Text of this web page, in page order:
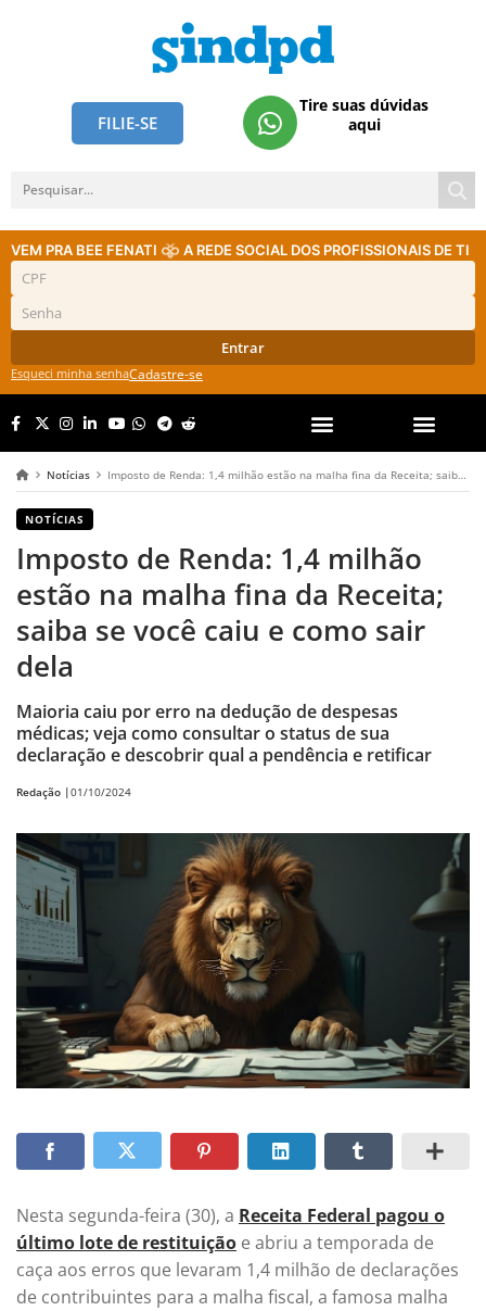
FILIE-SE
Tire suas dúvidas
aqui
VEM PRA BEE FENATI A REDE SOCIAL DOS PROFISSIONAIS DE TI
Entrar
Esqueci minha senhaCadastre-se
Notícias Imposto de Renda: 1,4 milhão estão na malha fina da Receita; saiba se você caiu e como sair dela
NOTÍCIAS
Imposto de Renda: 1,4 milhão
estão na malha fina da Receita;
saiba se você caiu e como sair
dela
Maioria caiu por erro na dedução de despesas
médicas; veja como consultar o status de sua
declaração e descobrir qual a pendência e retificar
Redação |01/10/2024
Nesta segunda-feira (30), a Receita Federal pagou o
último lote de restituição e abriu a temporada de
caça aos erros que levaram 1,4 milhão de declarações
de contribuintes para a malha fiscal, a famosa malha